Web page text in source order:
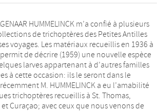
HUMMELINCK m’a confié à plusieurs
de trichoptères des Petites Antilles
voyages. Les matériaux recueillis en 1936 à
de décrire (1959) une nouvelle espèce
larves appartenant à d’autres familles
à cette occasion: ils le seront dans le
M. HUMMELINCK a eu l’amabilité
trichoptères recueillis à St. Thomas,
Curaçao; avec ceux que nous venons de